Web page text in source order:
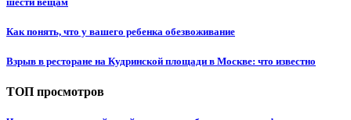
Как понять, что у вашего ребенка обезвоживание
Взрыв в ресторане на Кудринской площади в Москве: что известно
ТОП просмотров